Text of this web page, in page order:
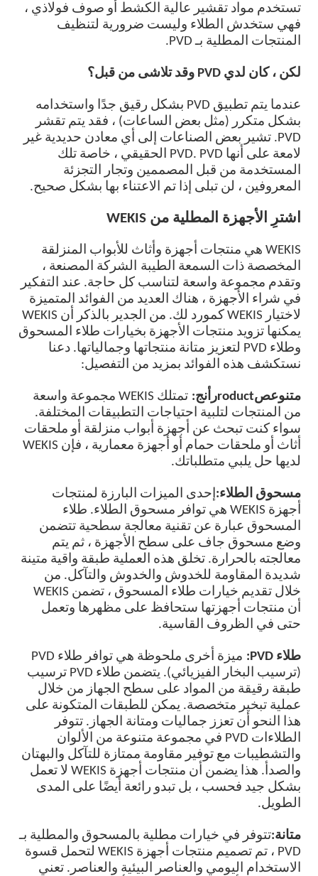
تستخدم مواد تقشير عالية الكشط أو صوف فولاذي ،
فهي ستخدش الطلاء وليست ضرورية لتنظيف
المنتجات المطلية بـ PVD.
لكن ، كان لدي PVD وقد تلاشى من قبل؟
عندما يتم تطبيق PVD بشكل رقيق جدًا واستخدامه
بشكل متكرر (مثل بعض الساعات) ، فقد يتم تقشر
PVD. تشير بعض الصناعات إلى أي معادن حديدية غير
لامعة على أنها PVD. PVD الحقيقي ، خاصة تلك
المستخدمة من قبل المصممين وتجار التجزئة
المعروفين ، لن تبلى إذا تم الاعتناء بها بشكل صحيح.
اشترِ الأجهزة المطلية من WEKIS
WEKIS هي منتجات أجهزة وأثاث للأبواب المنزلقة
المخصصة ذات السمعة الطيبة
الشركة المصنعة ،
وتقدم مجموعة واسعة لتناسب كل حاجة. عند التفكير
في شراء الأجهزة ، هناك العديد من الفوائد المتميزة
لاختيار WEKIS كمورد لك. من الجدير بالذكر أن WEKIS
يمكنها تزويد منتجات الأجهزة بخيارات طلاء المسحوق
وطلاء PVD لتعزيز متانة منتجاتها وجمالياتها. دعنا
نستكشف هذه الفوائد بمزيد من التفصيل:
متنوعصroductر أنج:
تمتلك WEKIS مجموعة واسعة
من المنتجات لتلبية احتياجات التطبيقات المختلفة.
سواء كنت تبحث عن أجهزة أبواب منزلقة أو ملحقات
أثاث أو ملحقات حمام أو أجهزة معمارية ، فإن WEKIS
لديها حل يلبي متطلباتك.
مسحوق الطلاء: إحدى الميزات البارزة لمنتجات
أجهزة WEKIS هي توافر مسحوق الطلاء. طلاء
المسحوق عبارة عن تقنية معالجة سطحية تتضمن
وضع مسحوق جاف على سطح الأجهزة ، ثم يتم
معالجته بالحرارة. تخلق هذه العملية طبقة واقية متينة
شديدة المقاومة للخدوش والخدوش والتآكل. من
خلال تقديم خيارات طلاء المسحوق ، تضمن WEKIS
أن منتجات أجهزتها ستحافظ على مظهرها وتعمل
حتى في الظروف القاسية.
طلاء PVD:
ميزة أخرى ملحوظة هي توافر طلاء PVD
(ترسيب البخار الفيزيائي). يتضمن طلاء PVD ترسيب
طبقة رقيقة من المواد على سطح الجهاز من خلال
عملية تبخير متخصصة. يمكن للطبقات المتكونة على
هذا النحو أن تعزز جماليات ومتانة الجهاز. تتوفر
الطلاءات PVD في مجموعة متنوعة من الألوان
والتشطيبات مع توفير مقاومة ممتازة للتآكل والبهتان
والصدأ. هذا يضمن أن منتجات أجهزة WEKIS لا تعمل
بشكل جيد فحسب ، بل تبدو رائعة أيضًا على المدى
الطويل.
متانة:تتوفر في خيارات مطلية بالمسحوق والمطلية بـ
PVD ، تم تصميم منتجات أجهزة WEKIS لتحمل قسوة
الاستخدام اليومي والعناصر البيئية والعناصر. تعني